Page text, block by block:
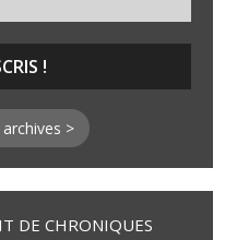
>
DE CHRONIQUES